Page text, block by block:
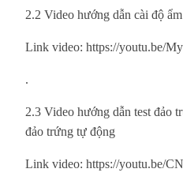
2.2 Video hướng dẫn cài độ
Link video: https://youtu.be/
.
2.3 Video hướng dẫn test đảo
đảo trứng tự động
Link video: https://youtu.be/